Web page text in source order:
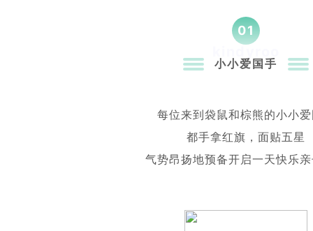
01
小小爱国手
每位来到袋鼠和棕熊的小小
都手拿红旗，面贴五星
气势昂扬地预备开启一天快乐